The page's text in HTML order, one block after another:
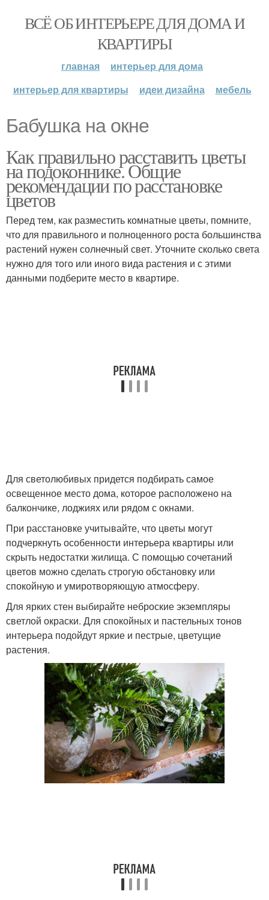
ВСЁ ОБ ИНТЕРЬЕРЕ ДЛЯ ДОМА И
КВАРТИРЫ
главная
интерьер для дома
интерьер для квартиры
идеи дизайна мебель
Бабушка на окне
Как правильно расставить цветы
на подоконнике. Общие
рекомендации по расстановке
цветов
Перед тем, как разместить комнатные цветы, помните,
что для правильного и полноценного роста большинства
растений нужен солнечный свет. Уточните сколько света
нужно для того или иного вида растения и с этими
данными подберите место в квартире.
Для светолюбивых придется подбирать самое
освещенное место дома, которое расположено на
балкончике, лоджиях или рядом с окнами.
При расстановке учитывайте, что цветы могут
подчеркнуть особенности интерьера квартиры или
скрыть недостатки жилища. С помощью сочетаний
цветов можно сделать строгую обстановку или
спокойную и умиротворяющую атмосферу.
Для ярких стен выбирайте неброские экземпляры
светлой окраски. Для спокойных и пастельных тонов
интерьера подойдут яркие и пестрые, цветущие
растения.